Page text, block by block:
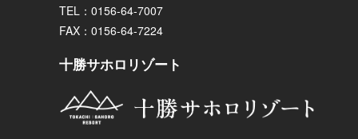
TEL：0156-64-7007
FAX：0156-64-7224
十勝サホロリゾート